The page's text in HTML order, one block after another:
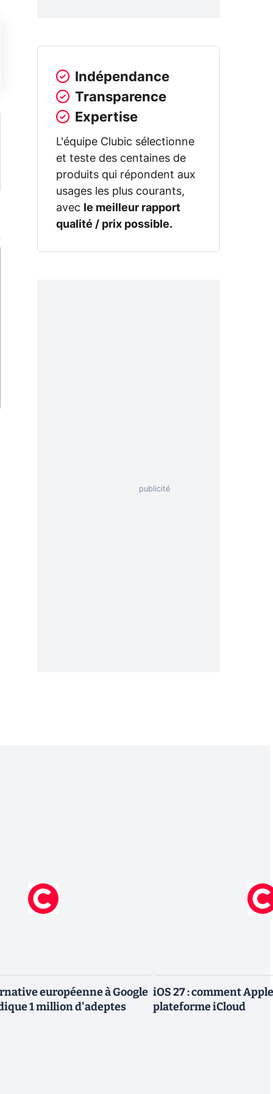
Indépendance
Transparence
Expertise
L'équipe Clubic sélectionne
et teste des centaines de
produits qui répondent aux
usages les plus courants,
avec
le meilleur rapport
qualité / prix possible.
européenne à Google
1 million d'adeptes
iOS 27 : comment
plateforme iCloud